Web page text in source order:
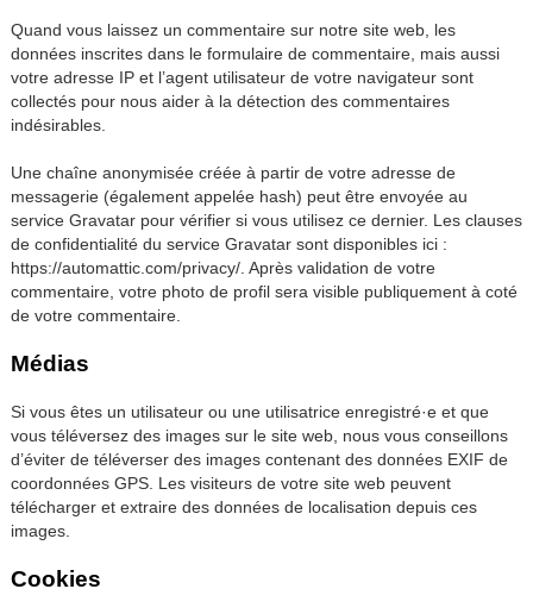
Quand vous laissez un commentaire sur notre site web, les
données inscrites dans le formulaire de commentaire, mais aussi
votre adresse IP et l’agent utilisateur de votre navigateur sont
collectés pour nous aider à la détection des commentaires
indésirables.
Une chaîne anonymisée créée à partir de votre adresse de
messagerie (également appelée hash) peut être envoyée au
service Gravatar pour vérifier si vous utilisez ce dernier. Les clauses
de confidentialité du service Gravatar sont disponibles ici :
https://automattic.com/privacy/. Après validation de votre
commentaire, votre photo de profil sera visible publiquement à coté
de votre commentaire.
Médias
Si vous êtes un utilisateur ou une utilisatrice enregistré·e et que
vous téléversez des images sur le site web, nous vous conseillons
d’éviter de téléverser des images contenant des données EXIF de
coordonnées GPS. Les visiteurs de votre site web peuvent
télécharger et extraire des données de localisation depuis ces
images.
Cookies